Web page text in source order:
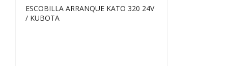
ESCOBILLA ARRANQUE KATO 320 24V
/ KUBOTA